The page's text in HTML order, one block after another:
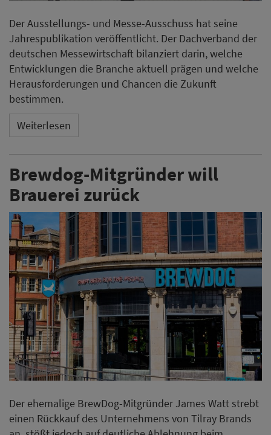
Der Ausstellungs- und Messe-Ausschuss hat seine
Jahrespublikation veröffentlicht. Der Dachverband der
deutschen Messewirtschaft bilanziert darin, welche
Entwicklungen die Branche aktuell prägen und welche
Herausforderungen und Chancen die Zukunft
bestimmen.
Weiterlesen
Brewdog-Mitgründer will
Brauerei zurück
Der ehemalige BrewDog-Mitgründer James Watt strebt
einen Rückkauf des Unternehmens von Tilray Brands